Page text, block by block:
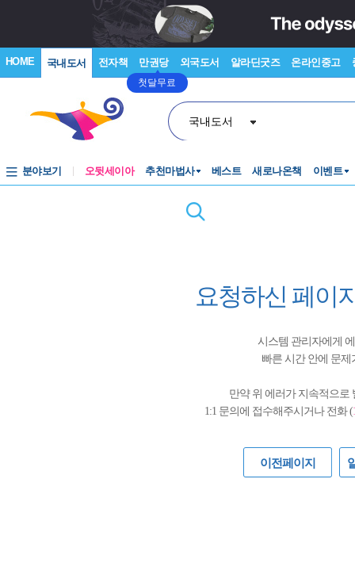
HOME 국내도서 전자책 만권당
첫달무료
외국도서 알라딘굿즈 온라인중고
국내도서
분야보기 오뒷세이아 추천마법사 베스트 새로나온책 이벤트
요청하신 페이
시스템 관리자에게
빠른 시간 안에 문
만약 위 에러가 지속적으로
1:1 문의에 접수해주시거나 전화 (
이전페이지